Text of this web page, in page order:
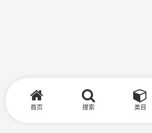
首页 搜索 类目